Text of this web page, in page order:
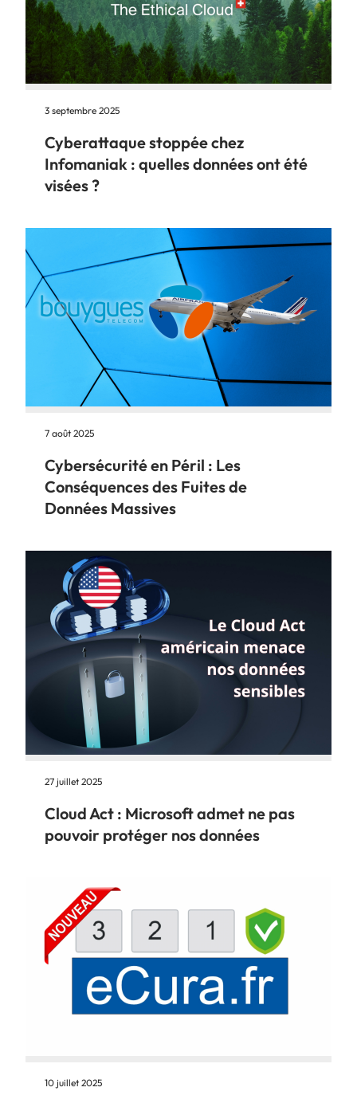
3 septembre 2025
Cyberattaque stoppée chez
Infomaniak : quelles données ont été
visées ?
7 août 2025
Cybersécurité en Péril : Les
Conséquences des Fuites de
Données Massives
27 juillet 2025
Cloud Act : Microsoft admet ne pas
pouvoir protéger nos données
10 juillet 2025